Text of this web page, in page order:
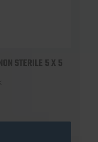
STERILE 5 X 5